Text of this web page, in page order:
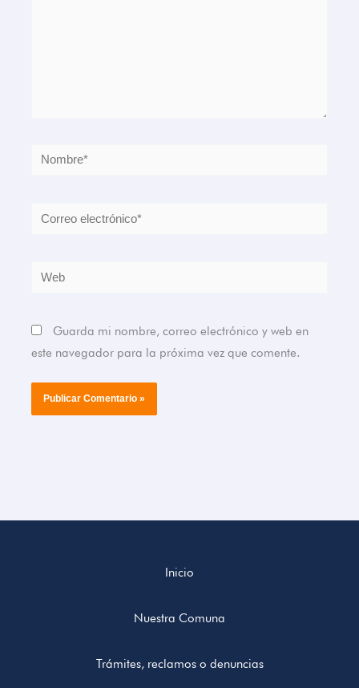
Nombre*
Correo
Web
Guarda mi nombre, correo electrónico y web en
este navegador para la próxima vez que comente.
Inicio
Nuestra Comuna
Trámites, reclamos o denuncias